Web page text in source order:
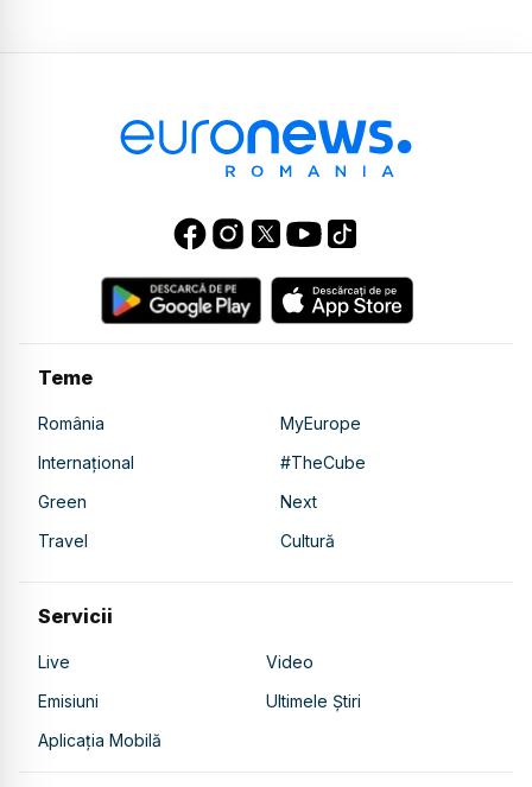
Teme
România
MyEurope
Internațional
#TheCube
Green
Next
Travel
Cultură
Servicii
Live
Video
Emisiuni
Ultimele Știri
Aplicația Mobilă